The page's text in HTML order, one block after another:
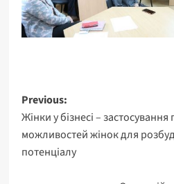
Post
navigation
Previous:
Жінки у бізнесі –
можливостей жінок для
потенціалу